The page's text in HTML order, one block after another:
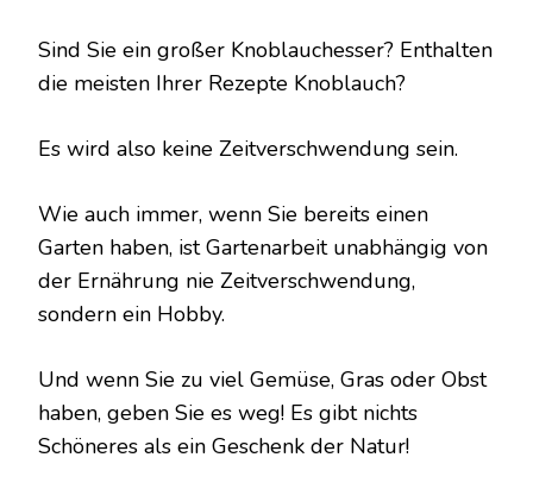
EINFACHEN
GARTEN-
SIE
WACHSEN
Sind Sie ein großer Knoblauchesser? Enthalten
die meisten Ihrer Rezepte Knoblauch?
Es wird also keine Zeitverschwendung sein.
Wie auch immer, wenn Sie bereits einen
Garten haben, ist Gartenarbeit unabhängig von
der Ernährung nie Zeitverschwendung,
sondern ein Hobby.
Und wenn Sie zu viel Gemüse, Gras oder Obst
haben, geben Sie es weg! Es gibt nichts
Schöneres als ein Geschenk der Natur!